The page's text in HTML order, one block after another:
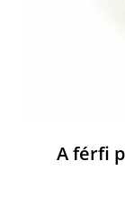
A férfi